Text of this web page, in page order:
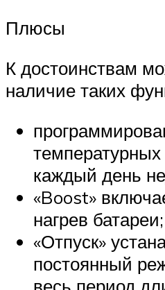
Плюсы
К достоинствам
наличие таких
каждый день
«Boost»
нагрев батареи;
«Отпуск»
постоянный
весь период